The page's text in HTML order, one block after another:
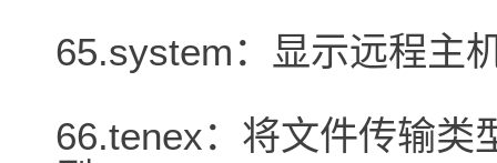
65.system：显示远程主
66.tenex：将文件传输类